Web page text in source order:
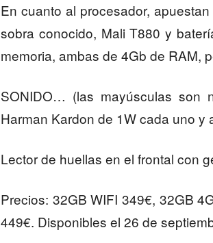
En cuanto al procesador,
sobra conocido, Mali T880 y
memoria, ambas de 4Gb de RAM,
SONIDO… (las mayúsculas son
Harman Kardon de 1W cada uno y
Lector de huellas en el frontal con
Precios: 32GB WIFI 349€, 32GB
449€. Disponibles el 26 de